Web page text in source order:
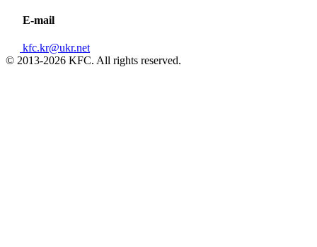
E-mail
kfc.kr@ukr.net
© 2013-2026 KFC. All rights reserved.